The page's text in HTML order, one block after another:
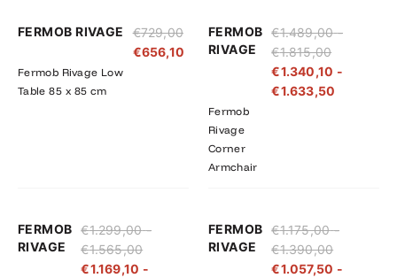
FERMOB RIVAGE
Fermob Rivage Low
Table 85 x 85 cm
€729,00
€656,10
FERMOB
RIVAGE
Fermob
Rivage
Corner
Armchair
€1.489,00 -
€1.815,00
€1.489,00
tot
€1.815,00
€1.340,10 -
€1.633,50
€1.340,10
FERMOB
RIVAGE
€1.299,00 -
€1.565,00
€1.299,00
tot
€1.565,00
€1.169,10 -
€1.169,10
€1.408,50
FERMOB
RIVAGE
€1.175,00 -
€1.390,00
€1.175,00
tot
€1.390,00
€1.057,50 -
€1.057,50
tot
€1.251,00